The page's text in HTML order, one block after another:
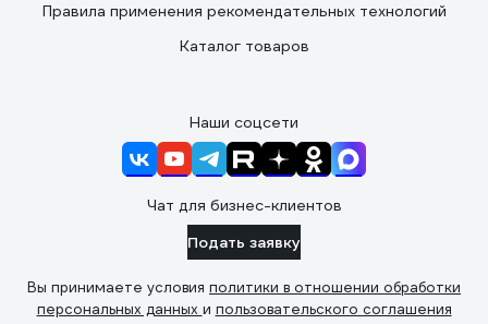
Правила применения рекомендательных технологий
Каталог товаров
Наши соцсети
Чат для бизнес-клиентов
Подать заявку
Вы принимаете условия политики в отношении обработки
персональных данных и пользовательского соглашения